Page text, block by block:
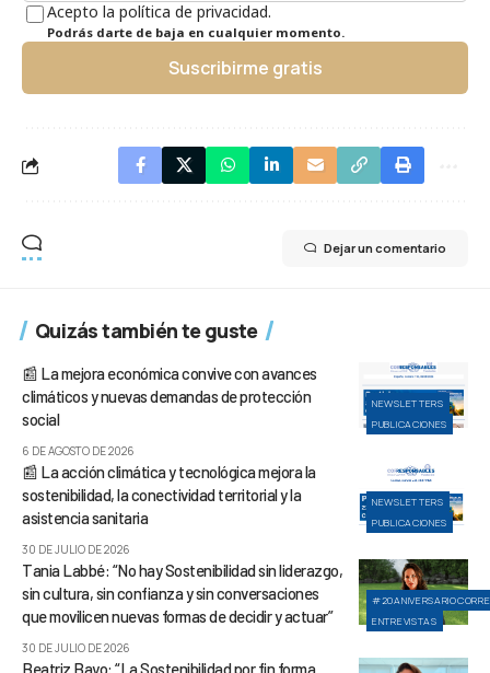
Acepto la política de privacidad.
Podrás darte de baja en cualquier momento.
Suscribirme gratis
Dejar un comentario
Quizás también te guste
NEWSLETTERS
PUBLICACIONES
📰 La mejora económica convive con avances
climáticos y nuevas demandas de protección
social
6 DE AGOSTO DE 2026
NEWSLETTERS
PUBLICACIONES
📰 La acción climática y tecnológica mejora la
sostenibilidad, la conectividad territorial y la
asistencia sanitaria
30 DE JULIO DE 2026
ENTREVISTAS
Tania Labbé: “No hay Sostenibilidad sin liderazgo,
sin cultura, sin confianza y sin conversaciones
que movilicen nuevas formas de decidir y actuar”
30 DE JULIO DE 2026